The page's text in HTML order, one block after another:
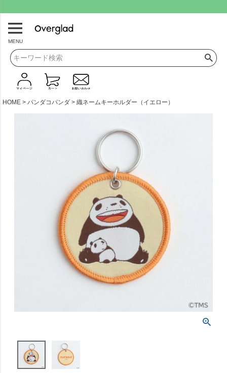
MENU
HOME パンダコパンダ 織ネームキーホルダー（イエロー）